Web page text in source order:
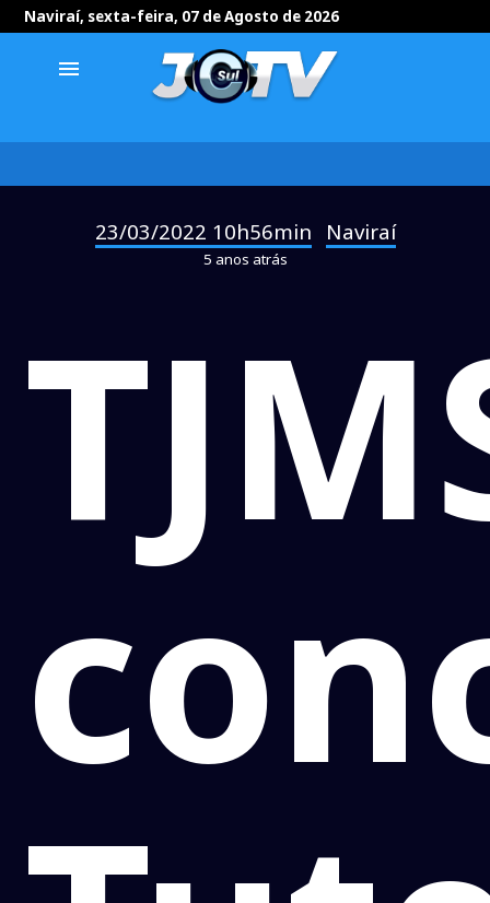
Naviraí, sexta-feira, 07 de Agosto de 2026
menu
23/03/2022 10h56min Naviraí
5 anos atrás